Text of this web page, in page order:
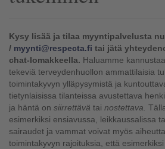
Kysy lisää ja tilaa myyntipalvelusta
/ myynti@respecta.fi tai jätä
chat-lomakkeella. Haluamme
tekeviä terveydenhuollon ammattilaisia
toimintakyvyn ylläpysymistä ja
tietynlaisissa tilanteissa avustettava
ja häntä on siirrettävä tai nostettava.
esimerkiksi ensiavussa, leikkaussalissa
sairaudet ja vammat voivat myös
toimintakyvyn rajoituksia, että